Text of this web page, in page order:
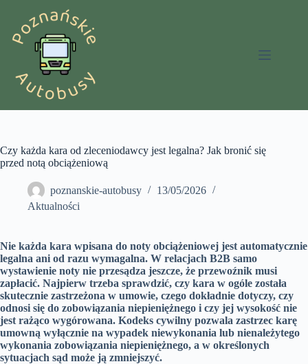
treści
Czy każda kara od zleceniodawcy jest legalna? Jak bronić się
przed notą obciążeniową
poznanskie-autobusy
13/05/2026
Aktualności
Nie każda kara wpisana do noty obciążeniowej jest automatycznie
legalna ani od razu wymagalna. W relacjach B2B samo
wystawienie noty nie przesądza jeszcze, że przewoźnik musi
zapłacić. Najpierw trzeba sprawdzić, czy kara w ogóle została
skutecznie zastrzeżona w umowie, czego dokładnie dotyczy, czy
odnosi się do zobowiązania niepieniężnego i czy jej wysokość nie
jest rażąco wygórowana. Kodeks cywilny pozwala zastrzec karę
umowną wyłącznie na wypadek niewykonania lub nienależytego
wykonania zobowiązania niepieniężnego, a w określonych
sytuacjach sąd może ją zmniejszyć.